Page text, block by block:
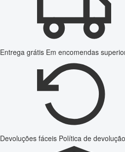
Entrega grátis Em encomendas
Devoluções fáceis Política de